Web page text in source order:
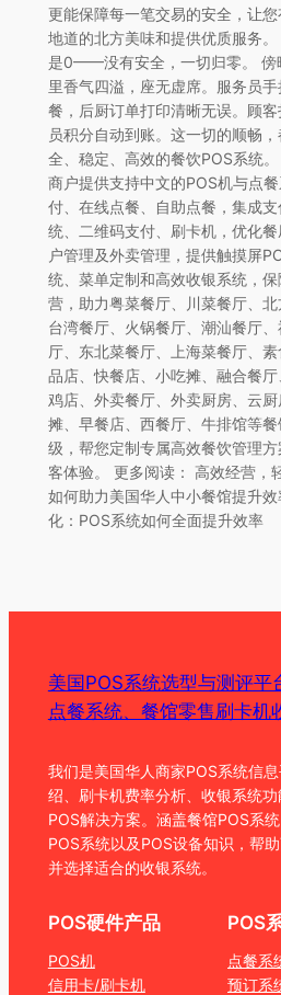
更能保障每一笔交易的安全，让
地道的北方美味和提供优质服务
是0——没有安全，一切归零。 傍
里香气四溢，座无虚席。服务员
餐，后厨订单打印清晰无误。顾
员积分自动到账。这一切的顺畅
全、稳定、高效的餐饮POS系统
商户提供支持中文的POS机与点
付、在线点餐、自助点餐，集成
统、二维码支付、刷卡机，优化
户管理及外卖管理，提供触摸屏
统、菜单定制和高效收银系统，
营，助力粤菜餐厅、川菜餐厅、北
台湾餐厅、火锅餐厅、潮汕餐厅
厅、东北菜餐厅、上海菜餐厅、
品店、快餐店、小吃摊、融合餐
鸡店、外卖餐厅、外卖厨房、云
摊、早餐店、西餐厅、牛排馆等
级，帮您定制专属高效餐饮管理
客体验。 更多阅读： 高效经营，
如何助力美国华人中小餐馆提升
化：POS系统如何全面提升效率
美国POS系统选型与测评
点餐系统、餐馆零售刷卡机
我们是美国华人商家POS系统信
绍、刷卡机费率分析、收银系统
POS解决方案。涵盖餐馆POS系
POS系统以及POS设备知识，帮
并选择适合的收银系统。
POS硬件产品
POS机
信用卡/刷卡机
POS
点餐系
预订系